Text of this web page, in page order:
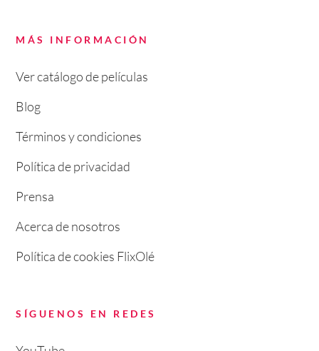
MÁS INFORMACIÓN
Ver catálogo de películas
Blog
Términos y condiciones
Política de privacidad
Prensa
Acerca de nosotros
Política de cookies FlixOlé
SÍGUENOS EN REDES